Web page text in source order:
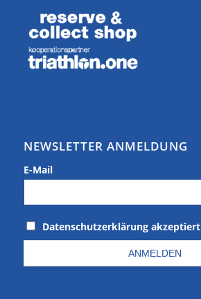
NEWSLETTER ANMELDUNG
E-Mail
Datenschutzerklärung akzeptiert